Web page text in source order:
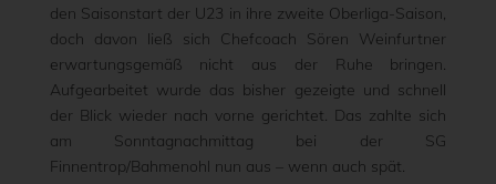
den Saisonstart der U23 in ihre zweite Oberliga-Saison,
doch davon ließ sich Chefcoach Sören Weinfurtner
erwartungsgemäß nicht aus der Ruhe bringen.
Aufgearbeitet wurde das bisher gezeigte und schnell
der Blick wieder nach vorne gerichtet. Das zahlte sich
am Sonntagnachmittag bei der SG
Finnentrop/Bahmenohl nun aus – wenn auch spät.